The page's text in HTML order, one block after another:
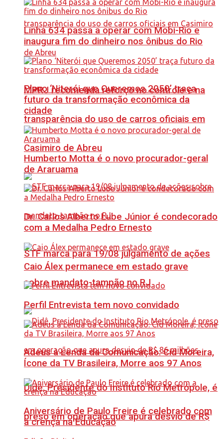
MPRJ recomenda reforço no controle e na
transparência do uso de carros oficiais em
Casimiro de Abreu
STF marca para 19/08 julgamento de ações
sobre mandato-tampão no RJ
Didê, Presidente do Instituto Rio Metrópole, é
preso em operação que apura desvio de R$
Linha 634 passa a operar com Mobi-Rio e
inaugura fim do dinheiro nos ônibus do Rio
Plano ‘Niterói que Queremos 2050’ traça
futuro da transformação econômica da
cidade
Humberto Motta é o novo procurador-geral
de Araruama
Dr. Carlos Alberto Lube Júnior é condecorado
com a Medalha Pedro Ernesto
Caio Álex permanece em estado grave
Perfil Entrevista tem novo convidado
Adeus à Lenda da Comunicação: Cid Moreira,
Ícone da TV Brasileira, Morre aos 97 Anos
Aniversário de Paulo Freire é celebrado com
a crença na Educação